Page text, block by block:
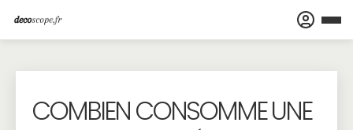
COMBIEN CONSOMME UNE